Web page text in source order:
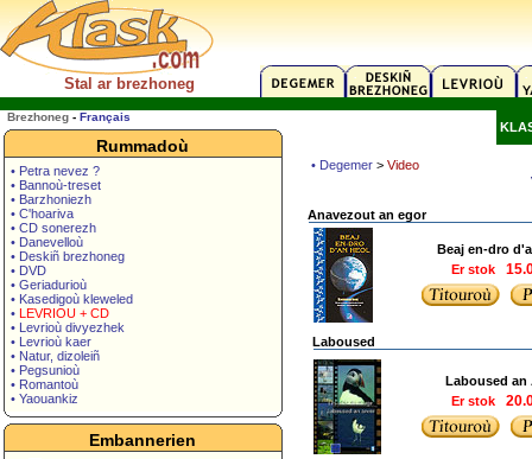
Stal ar brezhoneg
Brezhoneg - Français
Rummadoù
• Petra nevez ?
• Bannoù-treset
• Barzhoniezh
• C'hoariva
• CD sonerezh
• Danevelloù
• Deskiñ brezhoneg
• DVD
• Geriadurioù
• Kasedigoù kleweled
• LEVRIOU + CD
• Levrioù divyezhek
• Levrioù kaer
• Natur, dizoleiñ
• Pegsunioù
• Romantoù
• Yaouankiz
Embannerien
• Degemer >Video
Anavezout an egor
Beaj en-dro
Er stok
Laboused
Laboused an
Er stok